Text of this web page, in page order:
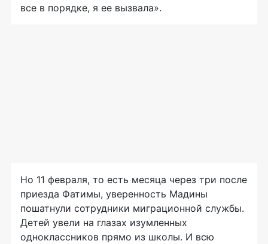
все в порядке, я ее вызвала».
Но 11 февраля, то есть месяца через три после
приезда Фатимы, уверенность Мадины
пошатнули сотрудники миграционной службы.
Детей увели на глазах изумленных
одноклассников прямо из школы. И всю